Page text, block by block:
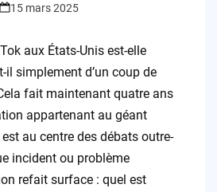
15 mars 2025
aux États-Unis est-elle
il simplement d’un coup de
fait maintenant quatre ans
appartenant au géant
au centre des débats outre-
incident ou problème
refait surface : quel est